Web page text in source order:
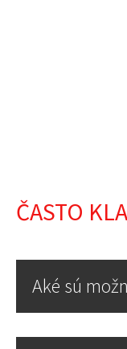
ČASTO
Aké sú